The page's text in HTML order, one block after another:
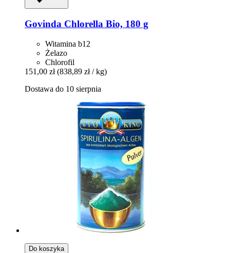
Govinda Chlorella Bio, 180 g
Witamina b12
Żelazo
Chlorofil
151,00 zł (838,89 zł / kg)
Dostawa do 10 sierpnia
Do koszyka